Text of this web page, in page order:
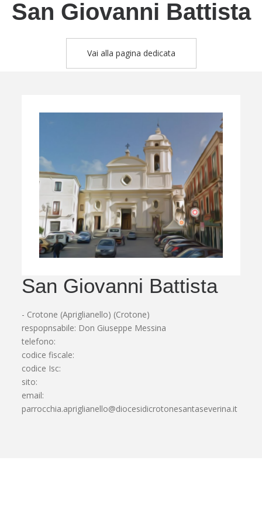
San Giovanni Battista
Vai alla pagina dedicata
San Giovanni Battista
- Crotone (Apriglianello) (Crotone)
respopnsabile: Don Giuseppe Messina
telefono:
codice fiscale:
codice Isc:
sito:
email:
parrocchia.apriglianello@diocesidicrotonesantaseverina.it